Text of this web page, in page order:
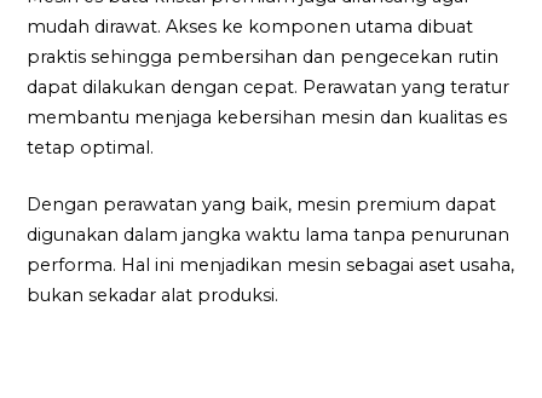
mudah dirawat. Akses ke komponen utama dibuat
praktis sehingga pembersihan dan pengecekan rutin
dapat dilakukan dengan cepat. Perawatan yang teratur
membantu menjaga kebersihan mesin dan kualitas es
tetap optimal.
Dengan perawatan yang baik, mesin premium dapat
digunakan dalam jangka waktu lama tanpa penurunan
performa. Hal ini menjadikan mesin sebagai aset usaha,
bukan sekadar alat produksi.